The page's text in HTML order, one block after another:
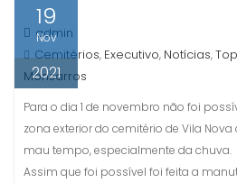
19
Nov
2021
admin
Cemitérios, Executivo, Notícias,Top
Monsarros
Para o dia 1 de novembro não foi
zona exterior do cemitério de Vila
mau tempo, especialmente da chuva.
Assim que foi possível foi feita a